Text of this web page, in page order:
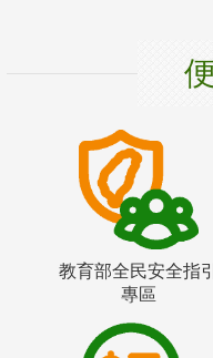
教育部全民安全指引
專區